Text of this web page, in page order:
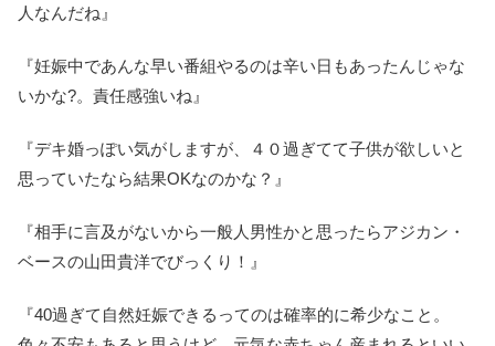
人なんだね』
『妊娠中であんな早い番組やるのは辛い日もあったんじゃな
いかな?。責任感強いね』
『デキ婚っぽい気がしますが、４０過ぎてて子供が欲しいと
思っていたなら結果OKなのかな？』
『相手に言及がないから一般人男性かと思ったらアジカン・
ベースの山田貴洋でびっくり！』
『40過ぎて自然妊娠できるってのは確率的に希少なこと。